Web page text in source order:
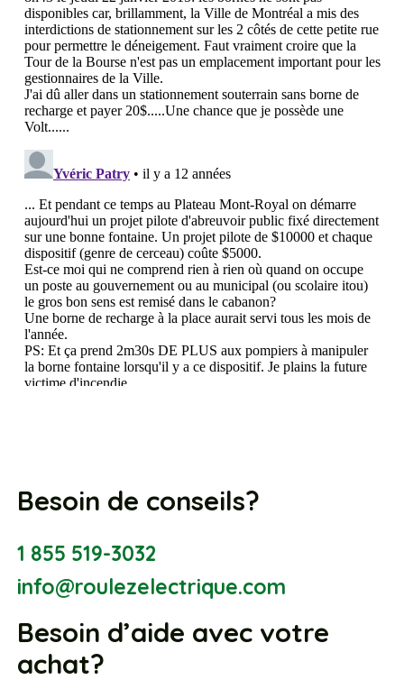
Besoin de conseils?
1 855 519-3032
info@roulezelectrique.com
Besoin d’aide avec votre
achat?